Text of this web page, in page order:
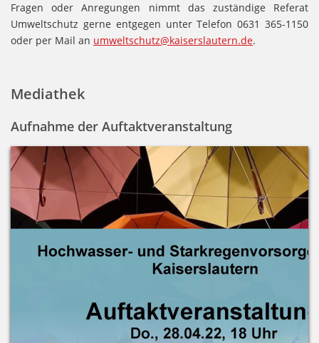
Fragen oder Anregungen nimmt das zuständige Referat
Umweltschutz gerne entgegen unter Telefon 0631 365-1150
oder per Mail an umweltschutz@kaiserslautern.de.
Mediathek
Aufnahme der Auftaktveranstaltung